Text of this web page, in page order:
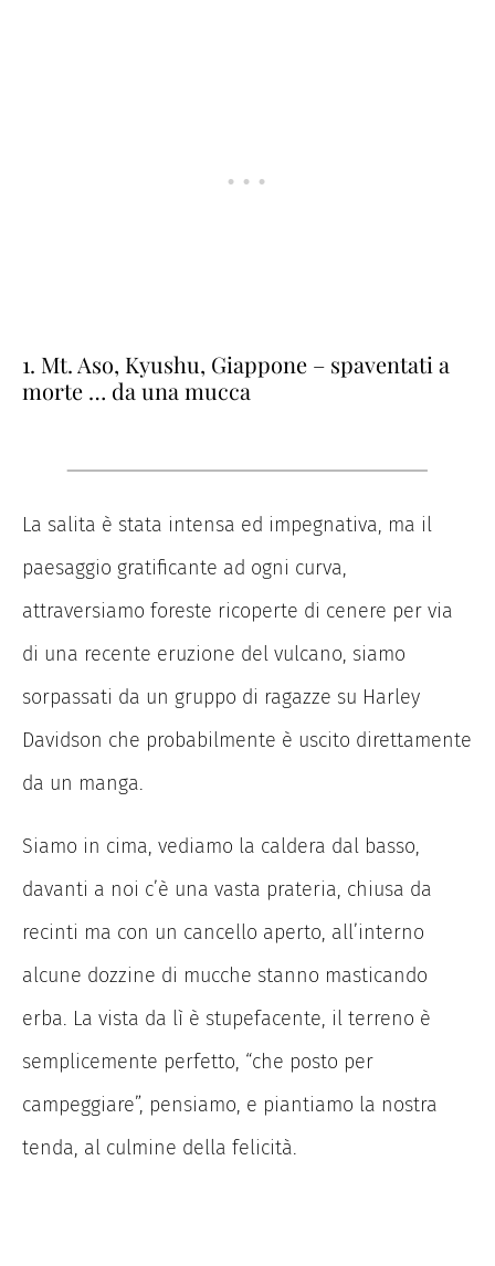
1. Mt. Aso, Kyushu, Giappone – spaventati a
morte … da una mucca
La salita è stata intensa ed impegnativa, ma il
paesaggio gratificante ad ogni curva,
attraversiamo foreste ricoperte di cenere per via
di una recente eruzione del vulcano, siamo
sorpassati da un gruppo di ragazze su Harley
Davidson che probabilmente è uscito direttamente
da un manga.
Siamo in cima, vediamo la caldera dal basso,
davanti a noi c’è una vasta prateria, chiusa da
recinti ma con un cancello aperto, all’interno
alcune dozzine di mucche stanno masticando
erba. La vista da lì è stupefacente, il terreno è
semplicemente perfetto, “che posto per
campeggiare”, pensiamo, e piantiamo la nostra
tenda, al culmine della felicità.